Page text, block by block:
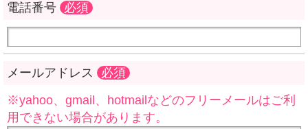
電話番号 必須
メールアドレス
必須
※yahoo、gmail、hotmailなどのフリーメールはご利
用できない場合があります。